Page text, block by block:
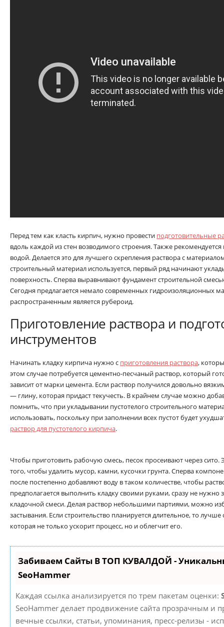
Перед тем как класть кирпич, нужно провести подготовительные
вдоль каждой из стен возводимого строения. Также
водой. Делается это для лучшего скрепления раствора с
строительный материал используется, первый ряд начинают
поверхность. Сперва выравнивают фундамент строительной
Сегодня предлагается немало современных гидроизоляционных
распространенным является рубероид.
Приготовление раствора и
инструментов
Начинать кладку кирпича нужно с приготовления раствора,
этом случае потребуется цементно-песчаный раствор, который
зависит от марки цемента. Если раствор получился довольно
— глину, которая придаст текучесть. В крайнем случае можно
помнить, что при укладывании пустотелого строительного
использовать, поскольку при заполнении всех пустот будет
раствор для пустотелого кирпича.
Чтобы приготовить рабочую смесь, песок просеивают через сито.
того, чтобы удалить мусор, камни, кусочки грунта. Сперва
после постепенно добавляют воду в таком количестве, чтобы
предполагается выполнить кладку своими руками, сразу не
кладочной смеси. Делая раствор небольшими партиями, можно
застывания. Если строительство планируется длительное, то
которая не только ускорит процесс, но и облегчит его.
Забиваем Сайты В ТОП КУВАЛДОЙ -
SeoHammer
Каждая ссылка анализируется по трем пакетам оценки:
SeoHammer делает продвижение сайта прозрачным и
вечные ссылки, статьи, упоминания, пресс-релизы -